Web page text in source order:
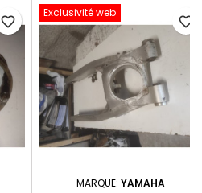
favorite_border
Exclusivité web
MARQUE: YAMAHA
favorite_border